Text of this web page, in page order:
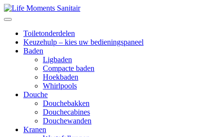
Toiletonderdelen
Keuzehulp – kies uw bedieningspaneel
Baden
Ligbaden
Compacte baden
Hoekbaden
Whirlpools
Douche
Douchebakken
Douchecabines
Douchewanden
Kranen